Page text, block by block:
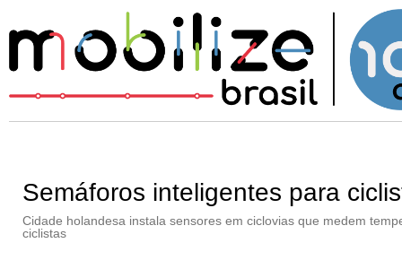
Semáforos inteligentes para
Cidade holandesa instala sensores em ciclovias que medem
ciclistas